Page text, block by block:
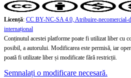
Licență: CC BY-NC-SA 4.0, Atribuire-necomercial-
internațional
Conținutul acestei platforme poate fi utilizat liber cu
posibil, a autorului. Modificarea este permisă, iar
poată fi utilizate liber și modificate fără restricții.
Semnalați o modificare necesară.